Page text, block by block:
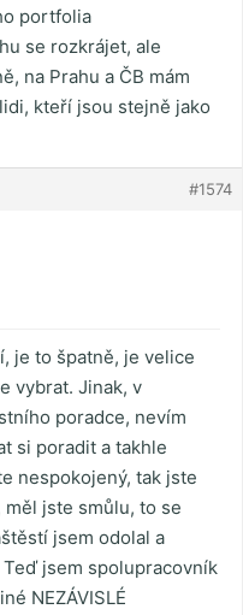
portfolia
se rozkrájet, ale
na Prahu a ČB mám
kteří jsou stejně jako
#1574
je to špatně, je velice
vybrat. Jinak, v
poradce, nevím
si poradit a takhle
nespokojený, tak jste
jste smůlu, to se
jsem odolal a
jsem spolupracovník
NEZÁVISLÉ